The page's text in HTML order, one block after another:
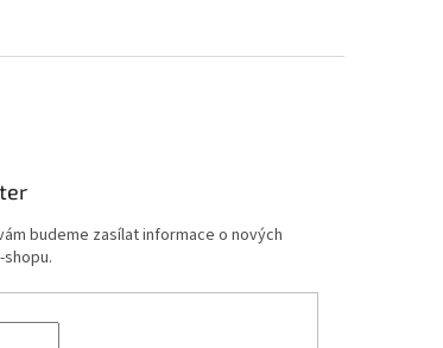
budeme zasílat informace o nových